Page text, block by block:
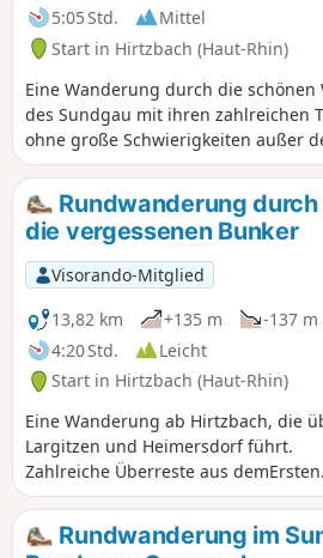
5:05 Std.
Mittel
Start in Hirtzbach (Haut-Rhin)
Eine Wanderung durch die schönen
des Sundgau mit ihren zahlreichen
ohne große Schwierigkeiten außer
Dauer der Wanderung. Entlang der
gibt es zahlreiche Plätze, an denen
kleine Mahlzeit einnehmen können.
Rundwanderung
die vergessenen Bunker
Visorando-Mitglied
13,82 km
+135 m
-137 m
4:20 Std.
Leicht
Start in Hirtzbach (Haut-Rhin)
Eine Wanderung ab Hirtzbach, die
Largitzen und Heimersdorf führt.
Zahlreiche Überreste aus demErsten
Weltkrieg säumen den Weg.
Rundwanderung im